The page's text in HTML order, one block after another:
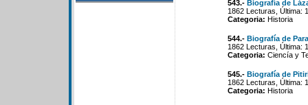
543.- Biografía de
1862 Lecturas, Última:
Categoria: Historia
544.- Biografía de
1862 Lecturas, Última:
Categoria: Ciencía y
545.- Biografía de
1862 Lecturas, Última:
Categoria: Historia